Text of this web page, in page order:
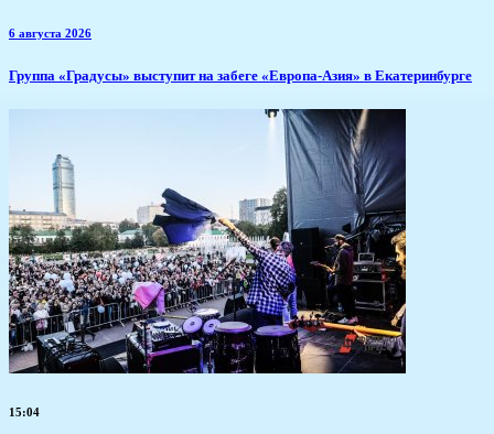
6 августа 2026
​Группа «Градусы» выступит на забеге «Европа-Азия» в Екатеринбурге
15:04